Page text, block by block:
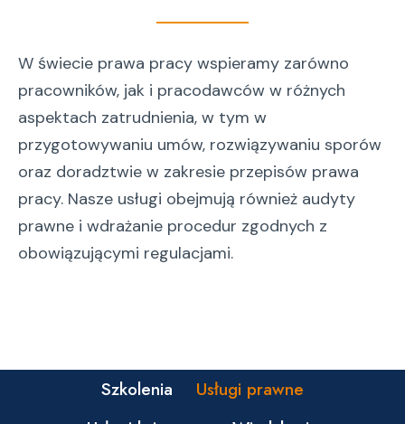
W świecie prawa pracy wspieramy zarówno
pracowników, jak i pracodawców w różnych
aspektach zatrudnienia, w tym w
przygotowywaniu umów, rozwiązywaniu sporów
oraz doradztwie w zakresie przepisów prawa
pracy. Nasze usługi obejmują również audyty
prawne i wdrażanie procedur zgodnych z
obowiązującymi regulacjami.
Szkolenia
Usługi prawne